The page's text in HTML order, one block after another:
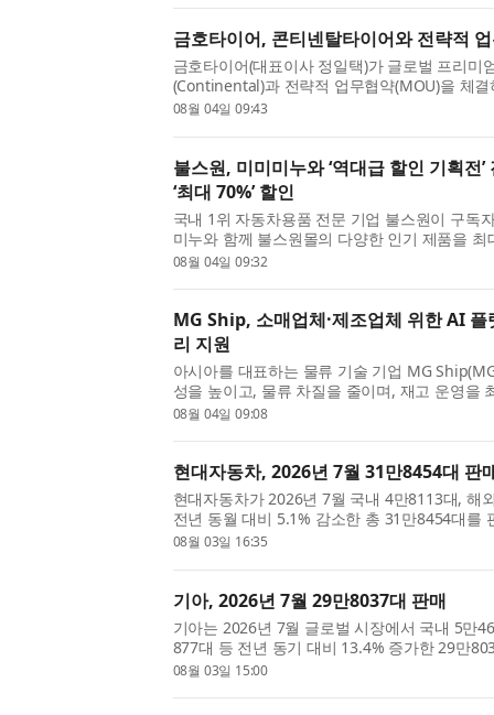
금호타이어, 콘티넨탈타이어와 전략적
금호타이어(대표이사 정일택)가 글로벌 프리미
(Continental)과 전략적 업무협약(MOU)을 체
어프로(Tire Pro) 매장에서 콘티넨탈타이어 판
08월 04일 09:43
불스원, 미미미누와 ‘역대급 할인 기획전
‘최대 70%’ 할인
국내 1위 자동차용품 전문 기업 불스원이 구독
미누와 함께 불스원몰의 다양한 인기 제품을
초대형 기획전 ‘불.미.세(불스원몰x미미미누 세
08월 04일 09:32
MG Ship, 소매업체·제조업체 위한 AI
리 지원
아시아를 대표하는 물류 기술 기업 MG
성을 높이고, 물류 차질을 줄이며, 재고 운영을
기반 복합운송(Multimodal) 추적 플랫폼을 출
08월 04일 09:08
현대자동차, 2026년 7월 31만8454대 판
현대자동차가 2026년 7월 국내 4만8113대, 해
전년 동월 대비 5.1% 감소한 총 31만8454대를
교해 국내 판매는 14.4% 감소했으며, 해외 판
08월 03일 16:35
기아, 2026년 7월 29만8037대 판매
기아는 2026년 7월 글로벌 시장에서 국내 5만
877대 등 전년 동기 대비 13.4% 증가한 29만
이는 지난해 같은 기간과 비교해 국내는 21.3%
08월 03일 15:00